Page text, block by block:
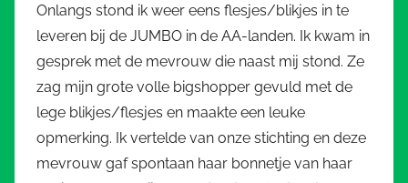
Onlangs stond ik weer eens flesjes/blikjes in te
leveren bij de JUMBO in de AA-landen. Ik kwam in
gesprek met de mevrouw die naast mij stond. Ze
zag mijn grote volle bigshopper gevuld met de
lege blikjes/flesjes en maakte een leuke
opmerking. Ik vertelde van onze stichting en deze
mevrouw gaf spontaan haar bonnetje van haar